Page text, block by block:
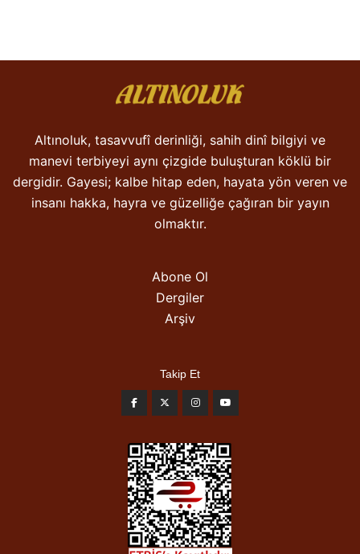
Altınoluk, tasavvufî derinliği, sahih dinî bilgiyi ve
manevi terbiyeyi aynı çizgide buluşturan köklü bir
dergidir. Gayesi; kalbe hitap eden, hayata yön veren ve
insanı hakka, hayra ve güzelliğe çağıran bir yayın
olmaktır.
Abone Ol
Dergiler
Arşiv
Takip Et